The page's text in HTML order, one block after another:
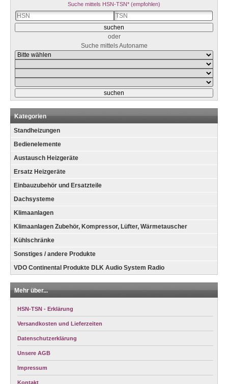
Suche mittels HSN-TSN* (empfohlen)
oder
Suche mittels Autoname
Kategorien
Standheizungen
Bedienelemente
Austausch Heizgeräte
Ersatz Heizgeräte
Einbauzubehör und Ersatzteile
Dachsysteme
Klimaanlagen
Klimaanlagen Zubehör, Kompressor, Lüfter, Wärmetauscher
Kühlschränke
Sonstiges / andere Produkte
VDO Continental Produkte DLK Audio System Radio
Mehr über...
HSN-TSN - Erklärung
Versandkosten und Lieferzeiten
Datenschutzerklärung
Unsere AGB
Impressum
Kontakt